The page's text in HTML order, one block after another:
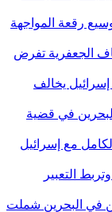
رقعة المواجهة
الجعفرية تفرض
يخالف
في قضية
مع إسرائيل
التعبير
في البحرين شملت